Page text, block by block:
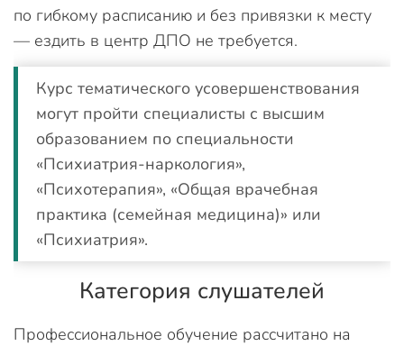
по гибкому расписанию и без привязки к месту
— ездить в центр ДПО не требуется.
Курс тематического усовершенствования
могут пройти специалисты с высшим
образованием по специальности
«Психиатрия-наркология»,
«Психотерапия», «Общая врачебная
практика (семейная медицина)» или
«Психиатрия».
Категория слушателей
Профессиональное обучение рассчитано на